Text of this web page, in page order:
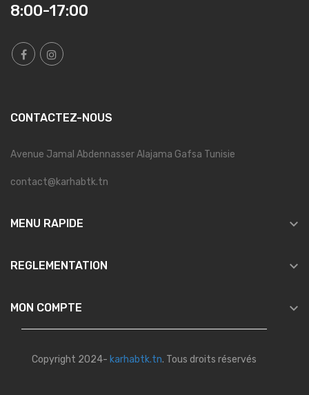
8:00-17:00
CONTACTEZ-NOUS
Avenue Jamal Abdennasser Alajama Gafsa Tunisie
contact@karhabtk.tn
MENU RAPIDE 
REGLEMENTATION 
MON COMPTE 
Copyright 2024- karhabtk.tn. Tous droits réservés